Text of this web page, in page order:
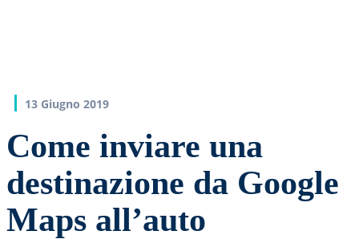
13 Giugno 2019
Come inviare una
destinazione da Google
Maps all’auto